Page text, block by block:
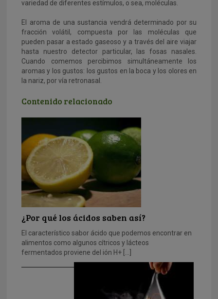
variedad de diferentes estímulos, o sea, moléculas.
El aroma de una sustancia vendrá determinado por su
fracción volátil, compuesta por las moléculas que
pueden pasar a estado gaseoso y a través del aire viajar
hasta nuestro detector particular, las fosas nasales.
Cuando comemos percibimos simultáneamente los
aromas y los gustos: los gustos en la boca y los olores en
la nariz, por vía retronasal.
Contenido relacionado
¿Por qué los ácidos saben así?
El característico sabor ácido que podemos encontrar en
alimentos como algunos cítricos y lácteos
fermentados proviene del ión H+ […]